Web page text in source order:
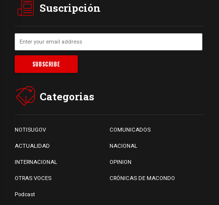
Suscripción
Categorias
NOTISUGOV COMUNICADOS
ACTUALIDAD NACIONAL
INTERNACIONAL OPINION
OTRAS VOCES CRÓNICAS DE MACONDO
Podcast